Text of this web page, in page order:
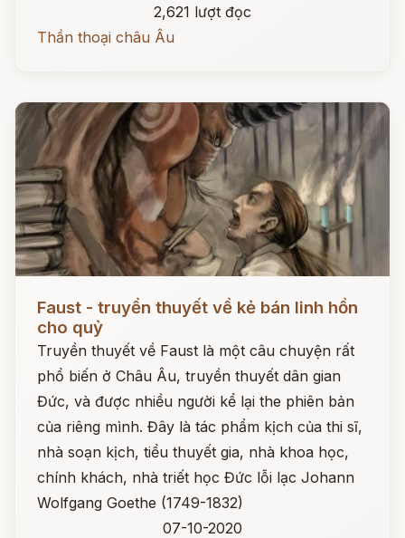
2,621 lượt đọc
Thần thoại châu Âu
Faust - truyền thuyết về kẻ bán linh hồn
cho quỷ
Truyền thuyết về Faust là một câu chuyện rất
phổ biến ở Châu Âu, truyền thuyết dân gian
Đức, và được nhiều người kể lại the phiên bản
của riêng mình. Đây là tác phẩm kịch của thi sĩ,
nhà soạn kịch, tiểu thuyết gia, nhà khoa học,
chính khách, nhà triết học Đức lỗi lạc Johann
Wolfgang Goethe (1749-1832)
07-10-2020